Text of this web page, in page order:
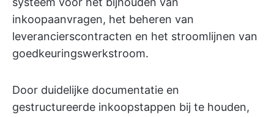
inkoopaanvragen, het beheren van
leverancierscontracten en het stroomlijnen van
goedkeuringswerkstroom.
Door duidelijke documentatie en
gestructureerde inkoopstappen bij te houden,